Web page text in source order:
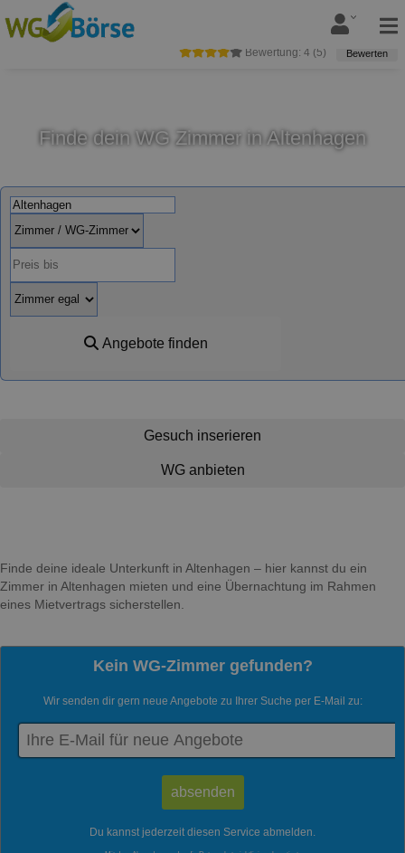
Bewertung: 4 (5) Bewerten
Finde dein WG Zimmer in Altenhagen
Angebote finden
Gesuch inserieren
WG anbieten
Finde deine ideale Unterkunft in Altenhagen – hier kannst du ein
Zimmer in Altenhagen mieten und eine Übernachtung im Rahmen
eines Mietvertrags sicherstellen.
Kein WG-Zimmer gefunden?
Wir senden dir gern neue Angebote zu Ihrer Suche per E-Mail zu:
Du kannst jederzeit diesen Service abmelden.